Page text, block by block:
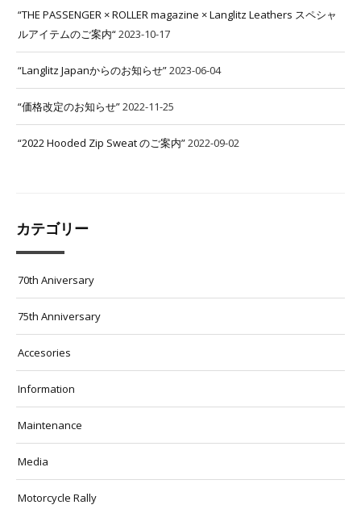
“THE PASSENGER × ROLLER magazine × Langlitz Leathers スペシャ
ルアイテムのご案内“2023-10-17
“Langlitz Japanからのお知らせ”2023-06-04
“価格改定のお知らせ”2022-11-25
“2022 Hooded Zip Sweat のご案内”2022-09-02
カテゴリー
70th Aniversary
75th Anniversary
Accesories
Information
Maintenance
Media
Motorcycle Rally